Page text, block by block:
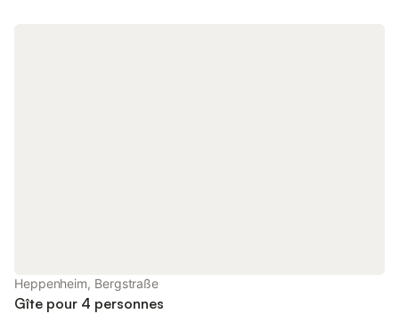
Heppenheim, Bergstraße
Gîte pour 4 personnes